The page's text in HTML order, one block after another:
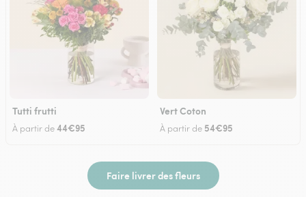
Tutti frutti
À partir de44€95
Vert Coton
À partir de 54€95
Faire livrer des fleurs